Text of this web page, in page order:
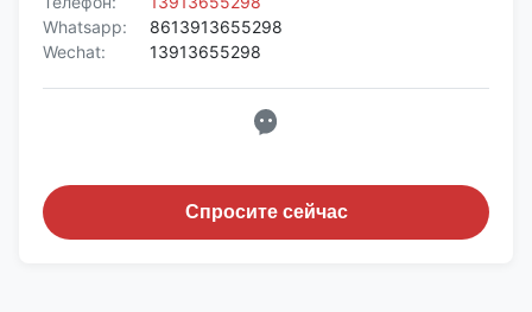
Whatsapp:
8613913655298
Wechat:
13913655298
Спросите сейчас